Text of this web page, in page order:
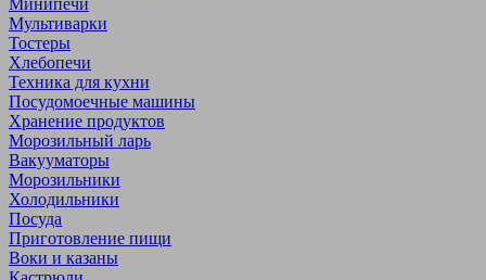
Минипечи
Мультиварки
Тостеры
Хлебопечи
Техника для кухни
Посудомоечные машины
Хранение продуктов
Морозильный ларь
Вакууматоры
Морозильники
Холодильники
Посуда
Приготовление пищи
Воки и казаны